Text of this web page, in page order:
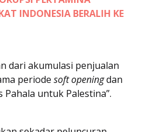
INDONESIA BERALIH KE
dari akumulasi penjualan
periode soft openingdan
Pahala untuk Palestina”.